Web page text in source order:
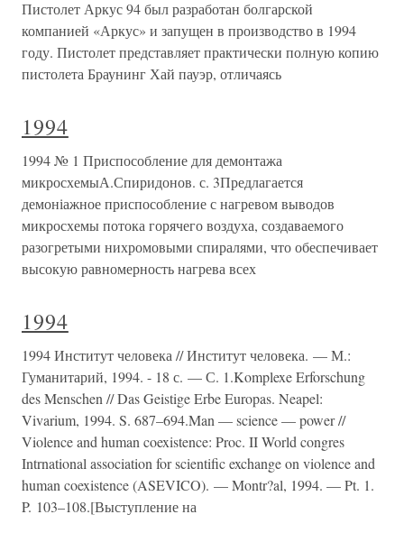
Пистолет Аркус 94 был разработан болгарской
компанией «Аркус» и запущен в производство в 1994
году. Пистолет представляет практически полную копию
пистолета Браунинг Хай пауэр, отличаясь
1994
1994 № 1 Приспособление для демонтажа
микросхемыА.Спиридонов. с. 3Предлагается
демоніажное приспособление с нагревом выводов
микросхемы потока горячего воздуха, создаваемого
разогретыми нихромовыми спиралями, что обеспечивает
высокую равномерность нагрева всех
1994
1994 Институт человека // Институт человека. — М.:
Гуманитарий, 1994. - 18 с. — С. 1.Komplexe Erforschung
des Menschen // Das Geistige Erbe Europas. Neapel:
Vivarium, 1994. S. 687–694.Man — science — power //
Violence and human coexistence: Proc. II World congres
Intrnational association for scientific exchange on violence and
human coexistence (ASEVICO). — Montr?al, 1994. — Pt. 1.
P. 103–108.[Выступление на